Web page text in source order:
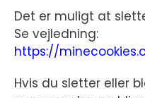
Det er muligt at
Se vejledning:
https://
Hvis du sletter eller